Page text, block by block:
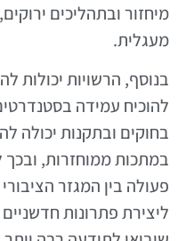
מיחזור ובתהליכים
מעגלית.
בנוסף, הרשויות יכולות
להוכיח עמידה
בחוקים ובתקנות יכולה
במתכות ממוחזרות,
פעולה בין המגזר
ליצירת פתרונות